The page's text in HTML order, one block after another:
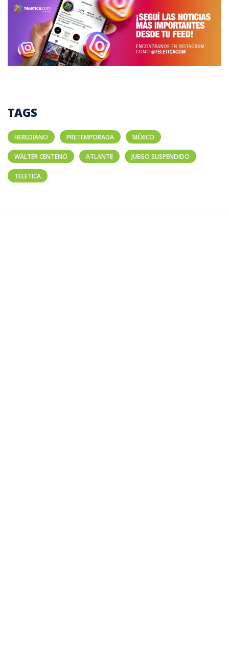
TAGS
HEREDIANO PRETEMPORADA MÉXICO
WÁLTER CENTENO ATLANTE JUEGO SUSPENDIDO
TELETICA